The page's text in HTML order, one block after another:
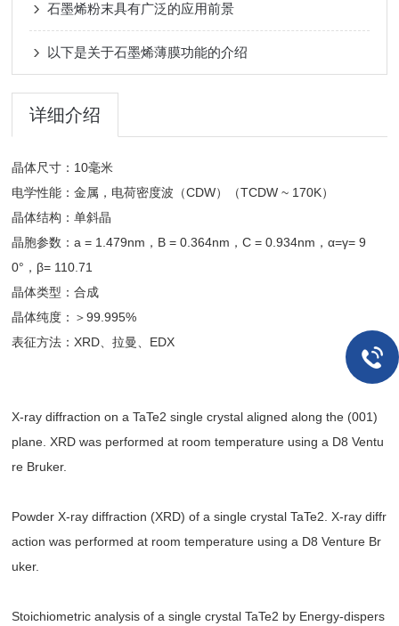
石墨烯粉末具有广泛的应用前景
以下是关于石墨烯薄膜功能的介绍
详细介绍
晶体尺寸：10毫米
电学性能：金属，电荷密度波（CDW）（TCDW ~ 170K）
晶体结构：单斜晶
晶胞参数：a = 1.479nm，B = 0.364nm，C = 0.934nm，α=γ= 9
0°，β= 110.71
晶体类型：合成
晶体纯度：＞99.995%
表征方法：XRD、拉曼、EDX
X-ray diffraction on a TaTe2 single crystal aligned along the (001)
plane. XRD was performed at room temperature using a D8 Ventu
re Bruker.
Powder X-ray diffraction (XRD) of a single crystal TaTe2. X-ray diffr
action was performed at room temperature using a D8 Venture Br
uker.
Stoichiometric analysis of a single crystal TaTe2 by Energy-dispers